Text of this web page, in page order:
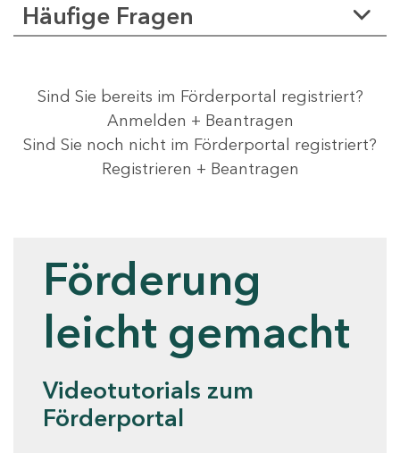
Häufige Fragen
Sind Sie bereits im Förderportal registriert?
Anmelden + Beantragen
Sind Sie noch nicht im Förderportal registriert?
Registrieren + Beantragen
Förderung
leicht gemacht
Videotutorials zum
Förderportal